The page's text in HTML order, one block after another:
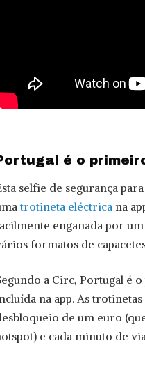
é o
selfie de segurança
trotineta eléctrica na
enganada por
formatos de
a Circ, Portugal é
na app. As
de um euro
e cada minuto de